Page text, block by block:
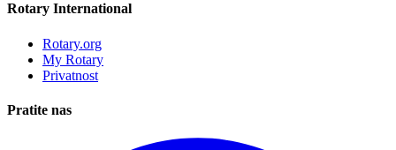
Rotary International
Rotary.org
My Rotary
Privatnost
Pratite nas